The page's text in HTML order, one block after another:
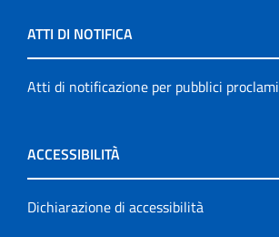
ATTI DI NOTIFICA
Atti di notificazione per pubblici proclami
ACCESSIBILITÀ
Dichiarazione di accessibilità